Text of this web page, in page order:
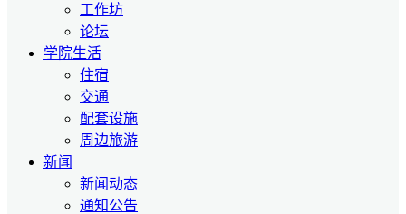
工作坊
论坛
学院生活
住宿
交通
配套设施
周边旅游
新闻
新闻动态
通知公告